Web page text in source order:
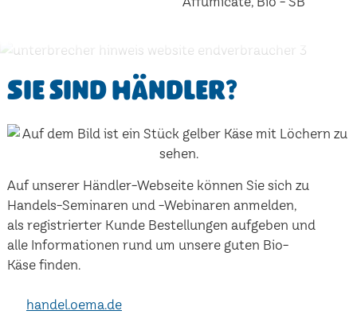
Sie sind Händler?
Auf unserer Händler-Webseite können Sie sich zu
Handels-Seminaren und -Webinaren anmelden,
als registrierter Kunde Bestellungen aufgeben und
alle Informationen rund um unsere guten Bio-
Käse finden.
handel.oema.de